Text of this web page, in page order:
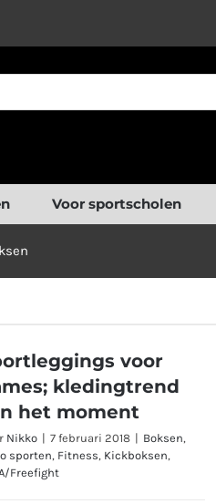
Voor sportscholen
van het moment
voor
kledingtrend
het moment
Nikko | 7 februari 2018 | Boksen,
sporten, Fitness, Kickboksen,
Freefight